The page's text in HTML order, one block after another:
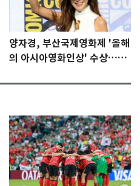
양자경, 부산국제영화제 '올해
의 아시아영화인상' 수상…15